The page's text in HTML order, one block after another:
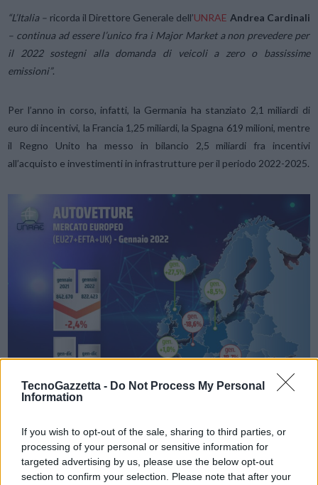
TecnoGazzetta - Do Not Process My Personal
Information
If you wish to opt-out of the sale, sharing to third parties, or
processing of your personal or sensitive information for
targeted advertising by us, please use the below opt-out
section to confirm your selection. Please note that after your
“L’Italia – ricorda il Direttore Generale dell’UNRAE Andrea Cardinali
– continua ad essere l’unico fra i Major Market a non prevedere per
il 2022 sostegni alla domanda di veicoli a zero o bassissime
emissioni”.
Per l’anno in corso, infatti, la Germania ha stanziato 2,1 miliardi di
euro di incentivi, la Francia 1,25 miliardi, la Spagna 619 milioni, mentre
il Regno Unito ha messo in bilancio 2,5 miliardi fra incentivi
all’acquisto e investimenti in infrastrutture per il periodo 2022-2025.
“Per sostenere consumatori e aziende nel passaggio alla nuova
mobilità –afferma Cardinali– è assolutamente necessario rinnovare
almeno per il triennio 2022-2024 lo schema di incentivi per le